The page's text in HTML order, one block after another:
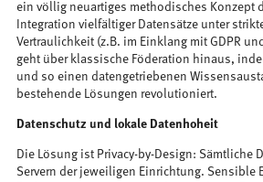
ein völlig neuartiges methodisches Konzept
Integration vielfältiger Datensätze unter
Vertraulichkeit (z.B. im Einklang mit GDPR
geht über klassische Föderation hinaus,
und so einen datengetriebenen
bestehende Lösungen revolutioniert.
Datenschutz und lokale Datenhoheit
Die Lösung ist Privacy-by-Design: Sämtliche
Servern der jeweiligen Einrichtung. Sensible